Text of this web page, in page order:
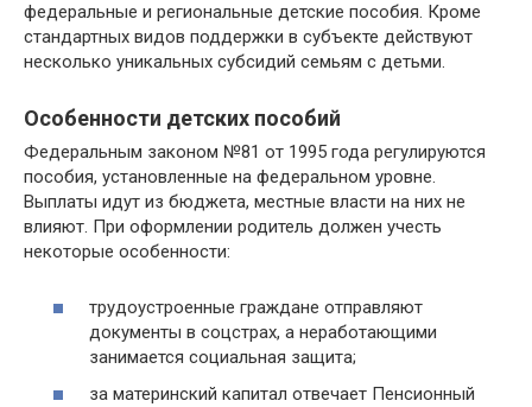
федеральные и региональные детские пособия. Кроме
стандартных видов поддержки в субъекте действуют
несколько уникальных субсидий семьям с детьми.
Особенности детских пособий
Федеральным законом №81 от 1995 года регулируются
пособия, установленные на федеральном уровне.
Выплаты идут из бюджета, местные власти на них не
влияют. При оформлении родитель должен учесть
некоторые особенности:
трудоустроенные граждане отправляют
документы в соцстрах, а неработающими
занимается социальная защита;
за материнский капитал отвечает Пенсионный